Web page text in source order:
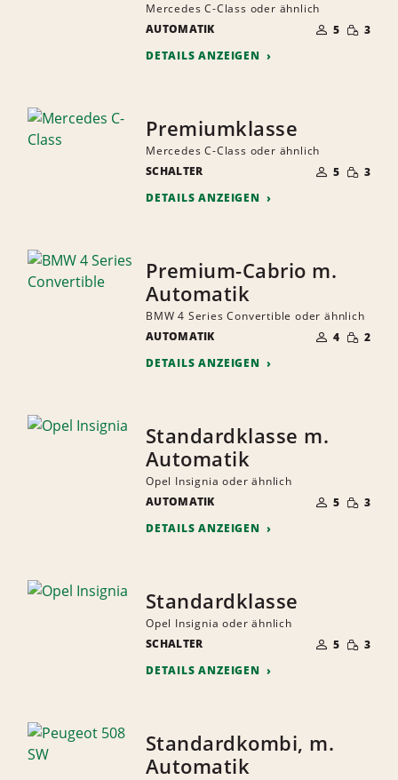
Mercedes C-Class oder ähnlich
AUTOMATIK
DER
MITFAHRER
5 GERINGE
MENGE
3
DETAILS ANZEIGEN
Premiumklasse
Mercedes C-Class oder ähnlich
SCHALTER
DER
MITFAHRER
5 GERINGE
MENGE
3
DETAILS ANZEIGEN
Premium-Cabrio m.
Automatik
BMW 4 Series Convertible oder ähnlich
AUTOMATIK
DER
MITFAHRER
4 GERINGE
MENGE
2
DETAILS ANZEIGEN
Standardklasse m.
Automatik
Opel Insignia oder ähnlich
AUTOMATIK
DER
MITFAHRER
5 GERINGE
MENGE
3
DETAILS ANZEIGEN
Standardklasse
Opel Insignia oder ähnlich
SCHALTER
DER
MITFAHRER
5 GERINGE
MENGE
3
DETAILS ANZEIGEN
Standardkombi, m.
Automatik